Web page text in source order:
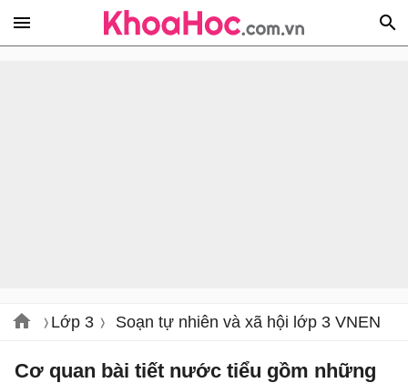
Lớp 3 Soạn tự nhiên và xã hội lớp 3 VNEN
Cơ quan bài tiết nước tiểu gồm những